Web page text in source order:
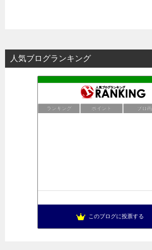
人気ブログランキング
ランキング ポイント ブロ画
このブログに投票する